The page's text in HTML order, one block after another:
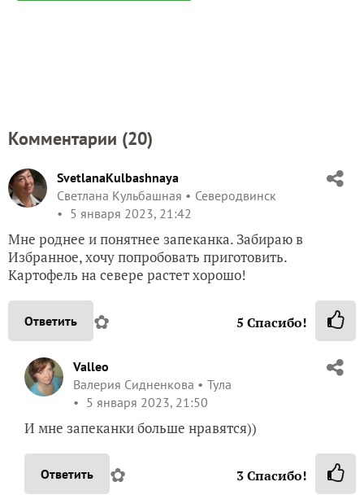
Комментарии (20)
SvetlanaKulbashnaya
Светлана Кульбашная
Северодвинск
5 января 2023, 21:42
Мне роднее и понятнее запеканка. Забираю в
Избранное, хочу попробовать приготовить.
Картофель на севере растет хорошо!
Ответить ✿ 5 Спасибо!
Valleo
Валерия Сидненкова
Тула
5 января 2023, 21:50
И мне запеканки больше нравятся))
Ответить ✿ 3Спасибо!